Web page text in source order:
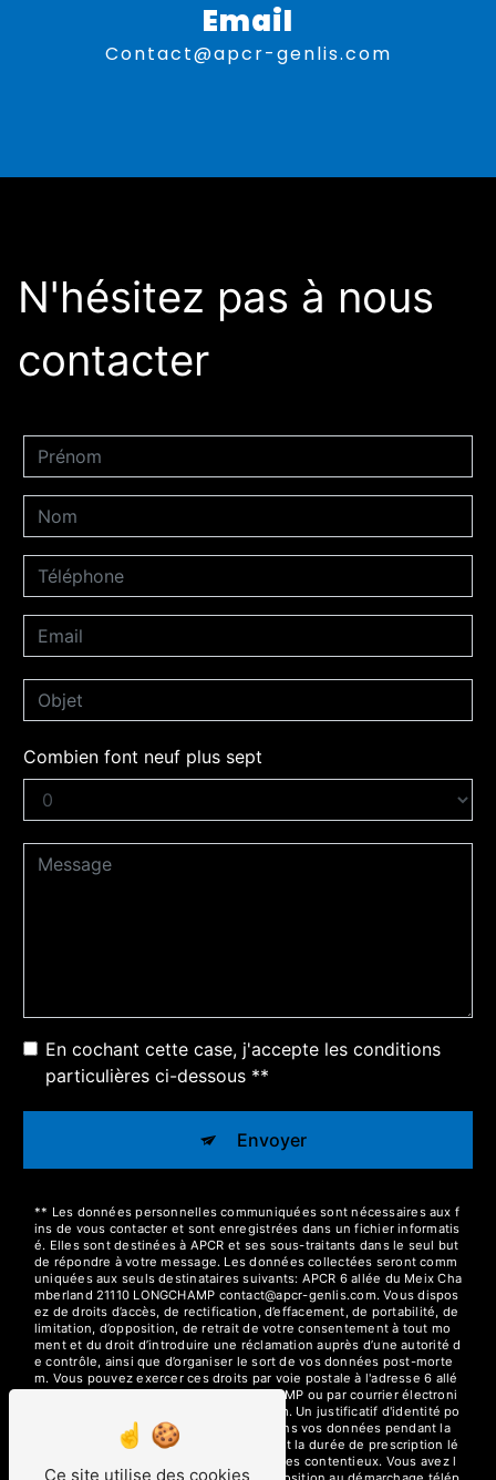
Email
contact@apcr-genlis.com
N'hésitez pas à nous
contacter
Combien font neuf plus sept
En cochant cette case, j'accepte les conditions
particulières ci-dessous **
Envoyer
** Les données personnelles communiquées sont nécessaires aux f
ins de vous contacter et sont enregistrées dans un fichier informatis
é. Elles sont destinées à APCR et ses sous-traitants dans le seul but
de répondre à votre message. Les données collectées seront comm
uniquées aux seuls destinataires suivants: APCR 6 allée du Meix Cha
mberland 21110 LONGCHAMP contact@apcr-genlis.com. Vous dispos
ez de droits d’accès, de rectification, d’effacement, de portabilité, de
limitation, d’opposition, de retrait de votre consentement à tout mo
ment et du droit d’introduire une réclamation auprès d’une autorité d
e contrôle, ainsi que d’organiser le sort de vos données post-morte
m. Vous pouvez exercer ces droits par voie postale à l'adresse 6 allé
e du Meix Chamberland 21110 LONGCHAMP ou par courrier électroni
que à l'adresse contact@apcr-genlis.com. Un justificatif d'identité po
urra vous être demandé. Nous conservons vos données pendant la
période de prise de contact puis pendant la durée de prescription lé
gale aux fins probatoires et de gestion des contentieux. Vous avez l
Ce site utilise des cookies